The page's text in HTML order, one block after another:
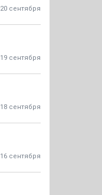
20 сентября
19 сентября
18 сентября
16 сентября